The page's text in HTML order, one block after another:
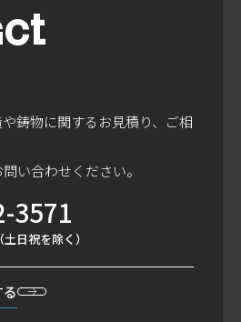
鋳物に関するお見積り、ご相
い合わせください。
3571
日祝を除く）